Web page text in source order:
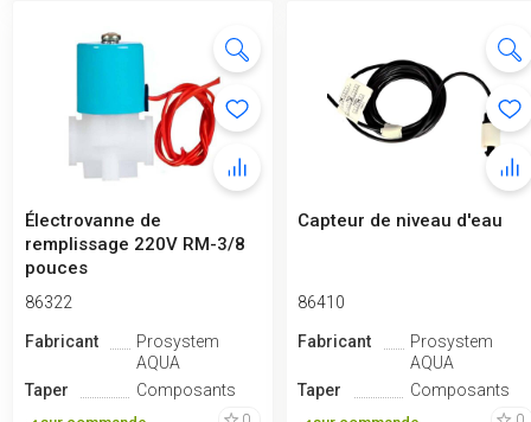
Électrovanne de
remplissage 220V RM-3/8
pouces
86322
Fabricant
Prosystem
AQUA
Taper
Composants
Capteur de niveau d'eau
86410
Fabricant
Prosystem
AQUA
Taper
Composants